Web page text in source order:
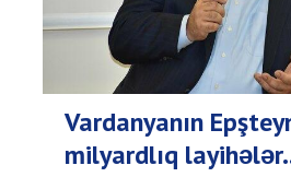
Vardanyanın
milyardlıq